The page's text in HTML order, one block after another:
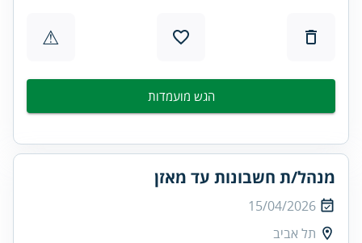
⚠
הגש מועמדות
מנהל/ת חשבונות עד מאזן
15/04/2026
תל אביב